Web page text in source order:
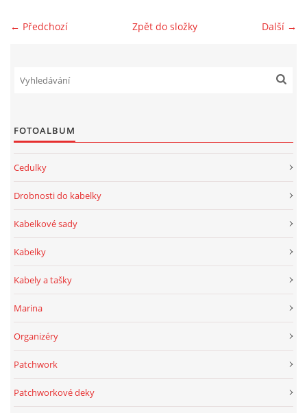
← Předchozí Další →
Zpět do složky
FOTOALBUM
Cedulky
Drobnosti do kabelky
Kabelkové sady
Kabelky
Kabely a tašky
Marina
Organizéry
Patchwork
Patchworkové deky